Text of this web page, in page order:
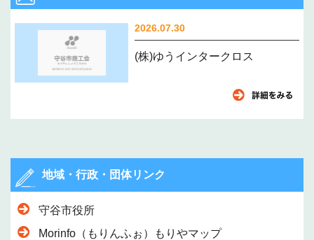
2026.07.30
(株)ゆうインタークロス
地域・行政・団体リンク
守谷市役所
Morinfo（もりんふぉ）もりやマップ